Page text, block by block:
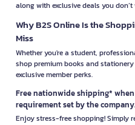
along with exclusive deals you
Why B2S Online Is the
Miss
Whether you're a student,
shop premium books and
exclusive member perks.
Free nationwide shipping*
requirement set by the company.
Enjoy stress-free shopping! Simply